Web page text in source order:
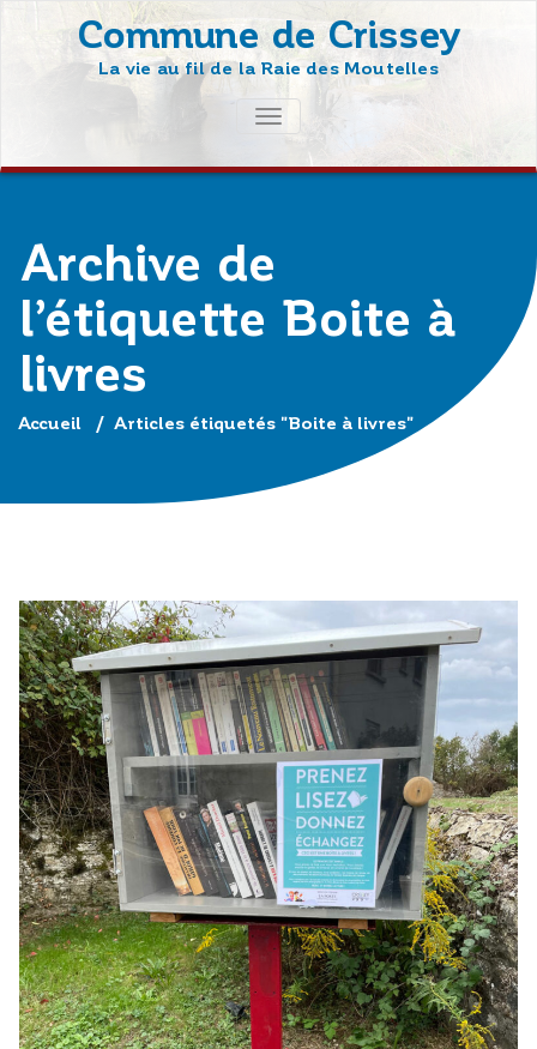
Commune de Crissey
La vie au fil de la Raie des Moutelles
AFFICHER/MASQUER
LA
NAVIGATION
Archive de
l’étiquette Boite à
livres
Accueil / Articles étiquetés "Boite à livres"